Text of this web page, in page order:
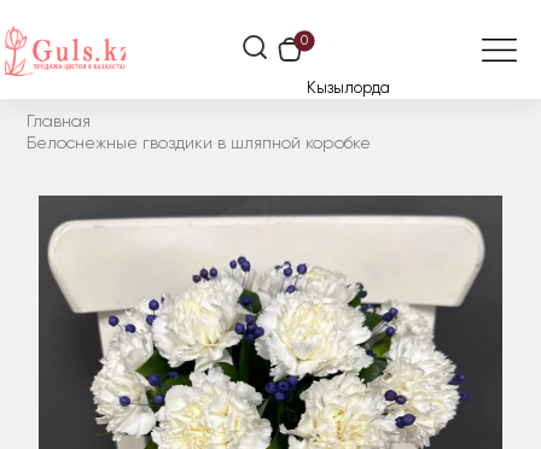
0
Кызылорда
Главная
Белоснежные гвоздики в шляпной коробке